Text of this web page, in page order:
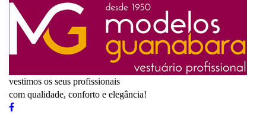
vestimos os seus profissionais
com qualidade, conforto e elegância!